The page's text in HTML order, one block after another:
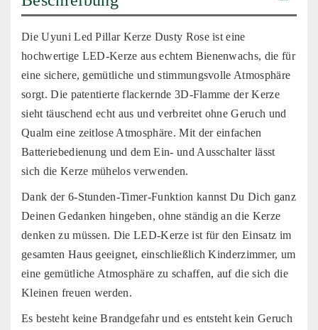
Die Uyuni Led Pillar Kerze Dusty Rose ist eine
hochwertige LED-Kerze aus echtem Bienenwachs, die für
eine sichere, gemütliche und stimmungsvolle Atmosphäre
sorgt. Die patentierte flackernde 3D-Flamme der Kerze
sieht täuschend echt aus und verbreitet ohne Geruch und
Qualm eine zeitlose Atmosphäre. Mit der einfachen
Batteriebedienung und dem Ein- und Ausschalter lässt
sich die Kerze mühelos verwenden.
Dank der 6-Stunden-Timer-Funktion kannst Du Dich ganz
Deinen Gedanken hingeben, ohne ständig an die Kerze
denken zu müssen. Die LED-Kerze ist für den Einsatz im
gesamten Haus geeignet, einschließlich Kinderzimmer, um
eine gemütliche Atmosphäre zu schaffen, auf die sich die
Kleinen freuen werden.
Es besteht keine Brandgefahr und es entsteht kein Geruch